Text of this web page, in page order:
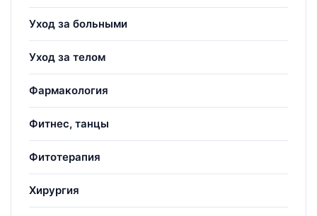
Уход за больными
Уход за телом
Фармакология
Фитнес, танцы
Фитотерапия
Хирургия